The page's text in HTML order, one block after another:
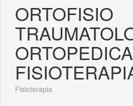
ORTOFISIO
Fisioterapia